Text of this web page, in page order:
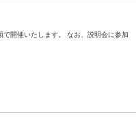
開催いたします。 なお、説明会に参加